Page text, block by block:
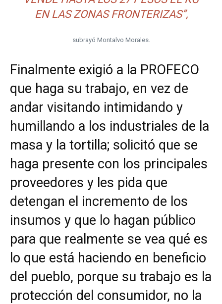
EN LAS ZONAS FRONTERIZAS”,
subrayó Montalvo Morales.
Finalmente exigió a la PROFECO
que haga su trabajo, en vez de
andar visitando intimidando y
humillando a los industriales de la
masa y la tortilla; solicitó que se
haga presente con los principales
proveedores y les pida que
detengan el incremento de los
insumos y que lo hagan público
para que realmente se vea qué es
lo que está haciendo en beneficio
del pueblo, porque su trabajo es la
protección del consumidor, no la